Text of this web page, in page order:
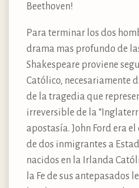
Beethoven!
Para terminar los dos
drama mas profundo de
Shakespeare proviene
Católico, necesariamente
de la tragedia que
irreversible de la
apostasía. John Ford era
de dos inmigrantes a
nacidos en la Irlanda
la Fe de sus antepasados